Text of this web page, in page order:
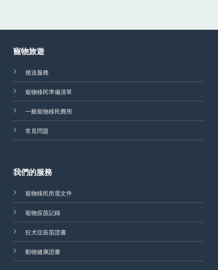
寵物旅遊
接送服務
寵物移民準備清單
一般寵物移民費用
常見問題
我們的服務
寵物移民所需文件
寵物疫苗記錄
狂犬症疫苗證書
動物健康證書